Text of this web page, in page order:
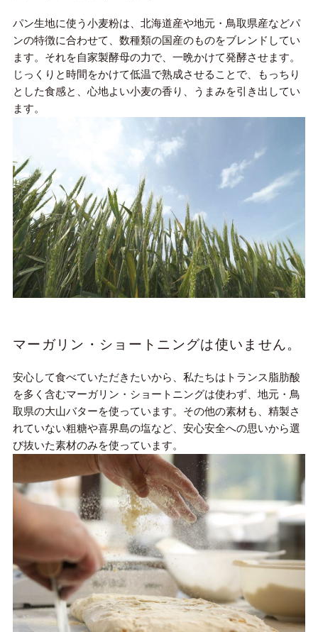
パン生地に使う小麦粉は、北海道産や地元・鳥取県産などパ
ンの特徴に合わせて、数種類の国産のものをブレンドしてい
ます。それを自家製酵母の力で、一晩かけて発酵させます。
じっくりと時間をかけて低温で熟成させることで、もっちり
とした食感と、心地よい小麦の香り、うまみを引き出してい
ます。
マーガリン・ショートニングは使いません。
安心して食べていただきたいから、私たちはトランス脂肪酸
を多く含むマーガリン・ショートニングは使わず、地元・鳥
取県の大山バターを使っています。その他の素材も、精製さ
れていない粗糖や喜界島の塩など、安心安全への思いから選
び抜いた素材のみを使っています。